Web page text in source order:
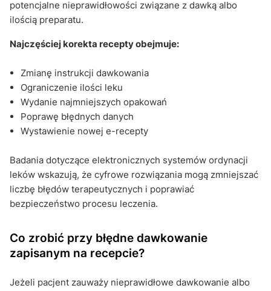
potencjalne nieprawidłowości związane z dawką albo
ilością preparatu.
Najczęściej korekta recepty obejmuje:
Zmianę instrukcji dawkowania
Ograniczenie ilości leku
Wydanie najmniejszych opakowań
Poprawę błędnych danych
Wystawienie nowej e-recepty
Badania dotyczące elektronicznych systemów ordynacji
leków wskazują, że cyfrowe rozwiązania mogą zmniejszać
liczbę błędów terapeutycznych i poprawiać
bezpieczeństwo procesu leczenia.
Co zrobić przy błędne dawkowanie
zapisanym na recepcie?
Jeżeli pacjent zauważy nieprawidłowe dawkowanie albo